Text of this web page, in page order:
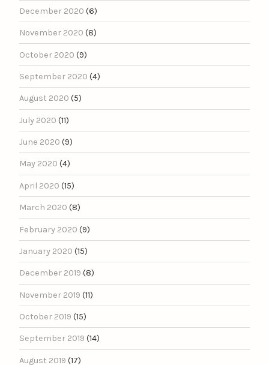
December 2020 (6)
November 2020 (8)
October 2020 (9)
September 2020 (4)
August 2020 (5)
July 2020 (11)
June 2020 (9)
May 2020 (4)
April 2020 (15)
March 2020 (8)
February 2020 (9)
January 2020 (15)
December 2019 (8)
November 2019 (11)
October 2019 (15)
September 2019 (14)
August 2019 (17)